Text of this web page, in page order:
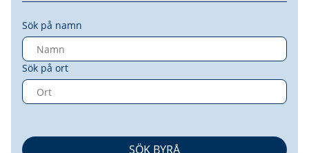
Sök på namn
Sök på ort